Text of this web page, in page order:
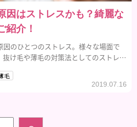
因はストレスかも？綺麗な
紹介！
のひとつのストレス。様々な場面で
抜け毛や薄毛の対策法としてのストレス
毛
2019.07.16